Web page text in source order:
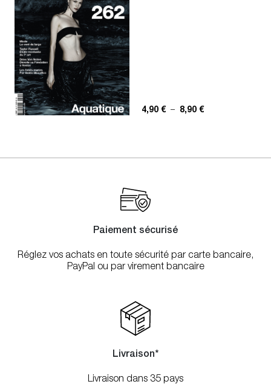
4,90 € – 8,90 €Plage de prix :
Paiement sécurisé
Réglez vos achats en toute sécurité par carte bancaire,
PayPal ou par virement bancaire
Livraison*
Livraison dans 35 pays